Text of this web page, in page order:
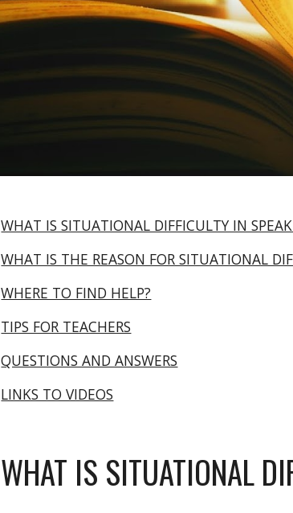
WHAT IS SITUATIONAL DIFFICULTY IN
WHAT IS THE REASON FOR SITUATIONAL
WHERE TO FIND HELP?
TIPS FOR TEACHERS
QUESTIONS AND ANSWERS
LINKS TO VIDEOS
WHAT IS SITUATIONAL